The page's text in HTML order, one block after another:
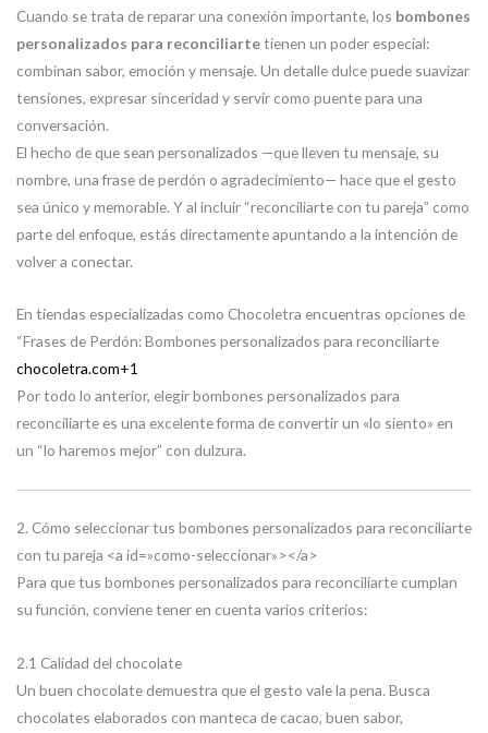
Cuando se trata de reparar una conexión importante, los bombones
personalizados para reconciliartetienen un poder especial:
combinan sabor, emoción y mensaje. Un detalle dulce puede suavizar
tensiones, expresar sinceridad y servir como puente para una
conversación.
El hecho de que sean personalizados —que lleven tu mensaje, su
nombre, una frase de perdón o agradecimiento— hace que el gesto
sea único y memorable. Y al incluir “reconciliarte con tu pareja” como
parte del enfoque, estás directamente apuntando a la intención de
volver a conectar.
En tiendas especializadas como Chocoletra encuentras opciones de
“Frases de Perdón: Bombones personalizados para reconciliarte
chocoletra.com+1
Por todo lo anterior, elegir bombones personalizados para
reconciliarte es una excelente forma de convertir un «lo siento» en
un “lo haremos mejor” con dulzura.
2. Cómo seleccionar tus bombones personalizados para reconciliarte
con tu pareja <a id=»como-seleccionar»></a>
Para que tus bombones personalizados para reconciliarte cumplan
su función, conviene tener en cuenta varios criterios:
2.1 Calidad del chocolate
Un buen chocolate demuestra que el gesto vale la pena. Busca
chocolates elaborados con manteca de cacao, buen sabor,